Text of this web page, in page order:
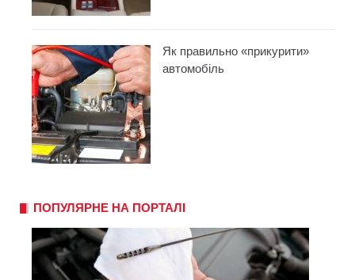
Як правильно «прикурити»
автомобіль
ПОПУЛЯРНЕ НА ПОРТАЛІ